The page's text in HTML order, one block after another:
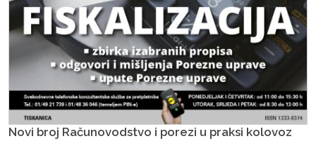
Novi broj Računovodstvo i porezi u praksi kolovoz